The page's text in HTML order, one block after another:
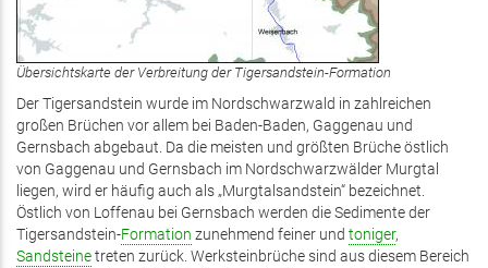
Übersichtskarte der Verbreitung der Tigersandstein-Formation
Der Tigersandstein wurde im Nordschwarzwald in zahlreichen
großen Brüchen vor allem bei Baden-Baden, Gaggenau und
Gernsbach abgebaut. Da die meisten und größten Brüche östlich
von Gaggenau und Gernsbach im Nordschwarzwälder Murgtal
liegen, wird er häufig auch als „Murgtalsandstein“ bezeichnet.
Östlich von Loffenau bei Gernsbach werden die Sedimente der
Tigersandstein-Formation zunehmend feiner und toniger,
Sandsteinetreten zurück. Werksteinbrüche sind aus diesem Bereich